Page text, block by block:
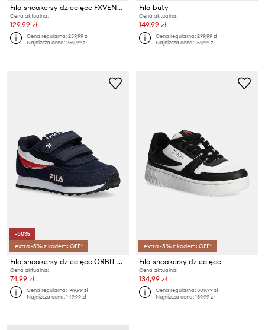
Fila sneakersy dziecięce FXVENTUNO VELCRO
Cena aktualna:
129,99 zł
Cena regularna:259,99 zł
Najniższa cena:259,99 zł
Fila buty
Cena aktualna:
149,99 zł
Cena regularna:299,99 zł
Najniższa cena:159,99 zł
-50%
extra -5% z kodem: OFF*
Fila sneakersy dziecięce ORBIT REVOLUTION velcro
Cena aktualna:
74,99 zł
Cena regularna:149,99 zł
Najniższa cena:149,99 zł
extra -5% z kodem: OFF*
Fila sneakersy dziecięce
Cena aktualna:
134,99 zł
Cena regularna:309,99 zł
Najniższa cena:139,99 zł